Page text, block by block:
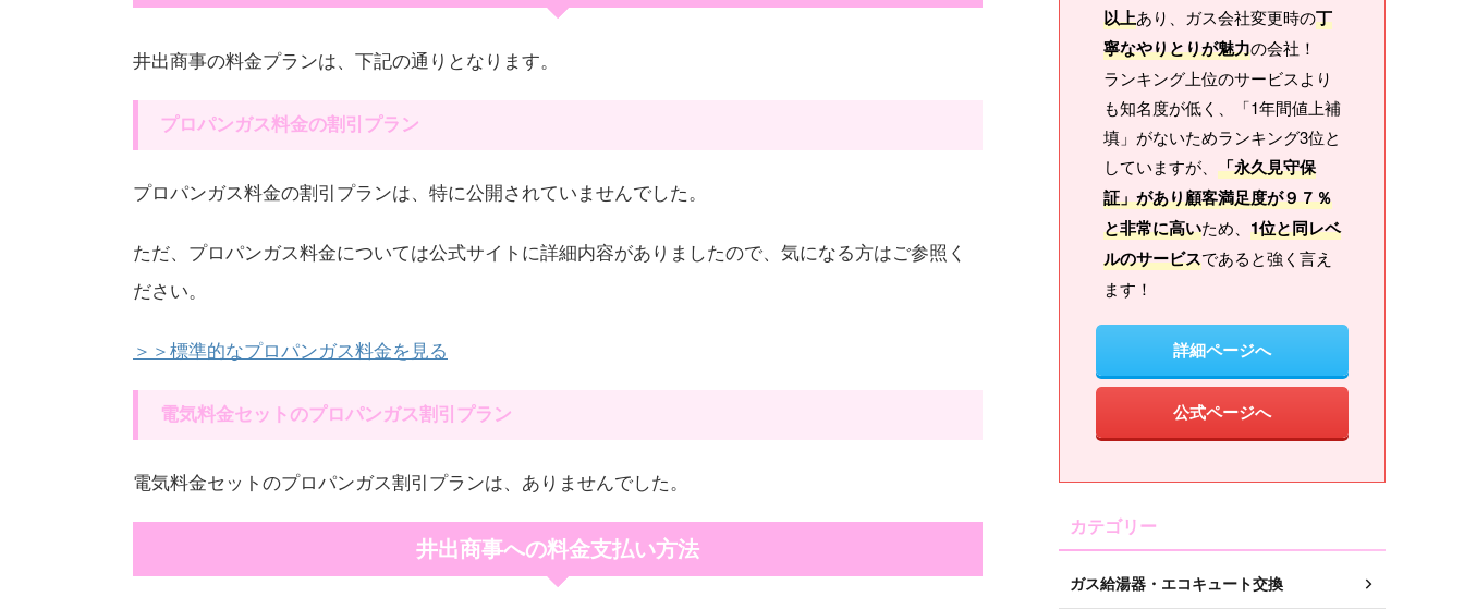
井出商事の料金プランは、下記の通りとなります。
プロパンガス料金の割引プラン
プロパンガス料金の割引プランは、特に公開されていませんでした。
ただ、プロパンガス料金については公式サイトに詳細内容がありましたので、気になる方はご参照く
ださい。
＞＞標準的なプロパンガス料金を見る
電気料金セットのプロパンガス割引プラン
電気料金セットのプロパンガス割引プランは、ありませんでした。
井出商事への料金支払い方法
以上あり、ガス会社変更時の丁
寧なやりとりが魅力の会社！
ランキング上位のサービスより
も知名度が低く、「1年間値上補
填」がないためランキング3位と
していますが、 「永久見守保
証」があり顧客満足度が９７％
と非常に高いため、 1位と同レベ
ルのサービスであると強く言え
ます！
詳細ページへ
公式ページへ
カテゴリー
ガス給湯器・エコキュート交換